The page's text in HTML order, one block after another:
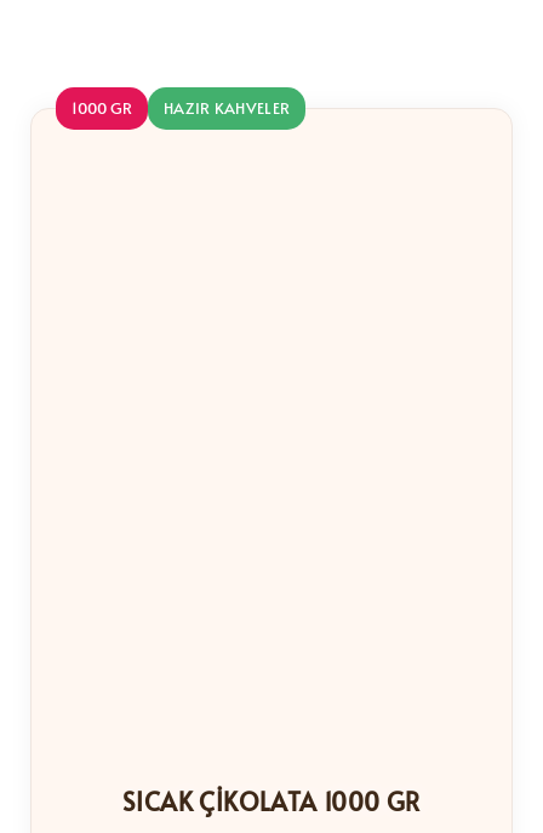
1000 GR HAZIR KAHVELER
SICAK ÇIKOLATA 1000 GR